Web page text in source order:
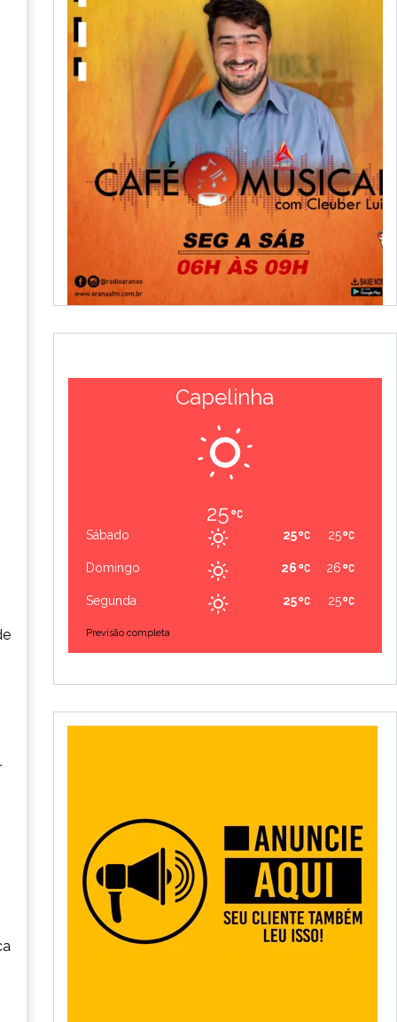
Capelinha
25
Sábado 25
25
Domingo 26
26
Segunda 25
25
Previsão completa